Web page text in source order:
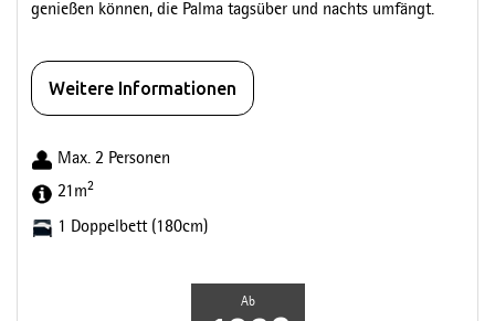
genießen können, die Palma tagsüber und nachts umfängt.
Weitere Informationen
Max. 2 Personen
21m2
1 Doppelbett (180cm)
Ab